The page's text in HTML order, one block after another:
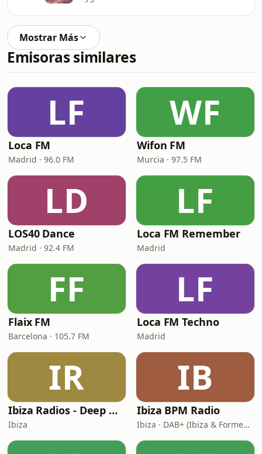
Mostrar Más
Emisoras similares
LF
Loca FM
Madrid · 96.0 FM
WF
Wifon FM
Murcia · 97.5 FM
LD
LOS40 Dance
Madrid · 92.4 FM
LF
Loca FM Remember
Madrid
FF
Flaix FM
Barcelona · 105.7 FM
LF
Loca FM Techno
Madrid
IR
Ibiza Radios - Deep House
Ibiza
IB
Ibiza BPM Radio
Ibiza · DAB+ (Ibiza & Formentera, Madrid, Barcelona)